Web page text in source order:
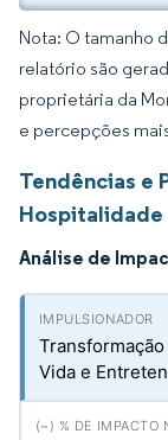
Nota: O tamanho
relatório são
proprietária da
e percepções
Tendências e
Hospitalidade
Análise de
Vida e